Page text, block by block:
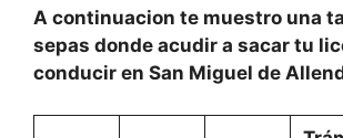
A continuacion te muestro una
sepas donde acudir a sacar tu
conducir en San Miguel de